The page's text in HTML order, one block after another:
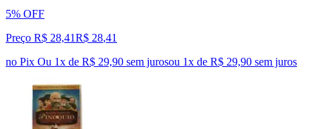
5% OFF
Preço R$ 28,41R$ 28,41
no Pix Ou 1x de R$ 29,90 sem jurosou 1x de R$ 29,90 sem juros